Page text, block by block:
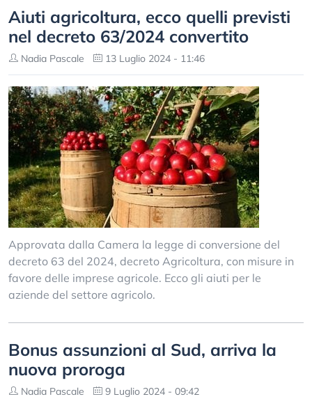
Aiuti agricoltura, ecco quelli previsti
nel decreto 63/2024 convertito
Nadia Pascale 13 Luglio 2024 - 11:46
Approvata dalla Camera la legge di conversione del
decreto 63 del 2024, decreto Agricoltura, con misure in
favore delle imprese agricole. Ecco gli aiuti per le
aziende del settore agricolo.
Bonus assunzioni al Sud, arriva la
nuova proroga
Nadia Pascale 9 Luglio 2024 - 09:42